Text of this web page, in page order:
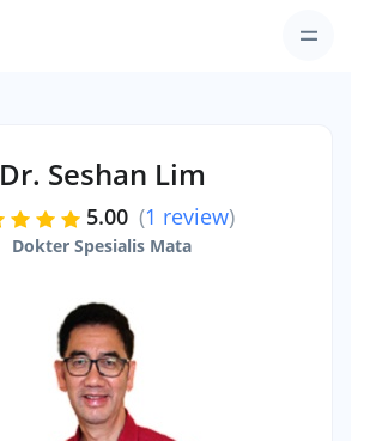
Dr. Seshan Lim
5.00 (1 review)
Dokter Spesialis Mata